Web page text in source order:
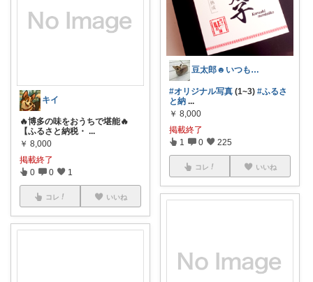
キイ
🔥博多の味をおうちで堪能🔥
【ふるさと納税・ ...
￥ 8,000
掲載終了
0 0 1
コレ いいね
豆太郎☻いつもありがとう\♡/
#オリジナル写真 (1~3) #ふるさ
と納 ...
￥ 8,000
掲載終了
1 0 225
コレ いいね